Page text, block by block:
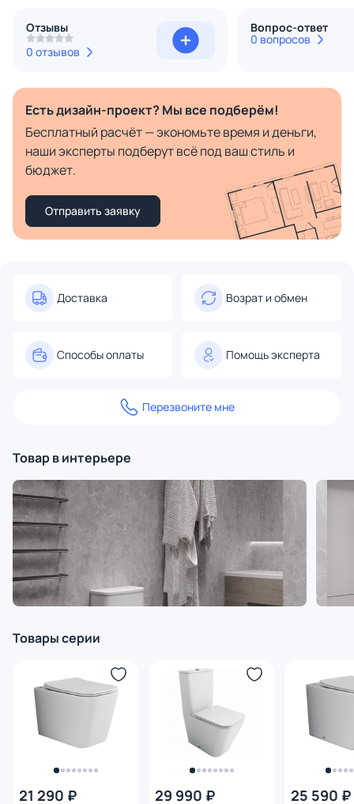
Отзывы
0 отзывов
Вопрос-ответ
0 вопросов
Есть дизайн-проект? Мы все подберём!
Бесплатный расчёт — экономьте время и деньги,
наши эксперты подберут всё под ваш стиль и
бюджет.
Отправить заявку
Доставка Возрат и обмен
Способы оплаты Помощь эксперта
Перезвоните мне
Товар в интерьере
Товары серии
21 290 ₽ 29 990 ₽ 25 590 ₽